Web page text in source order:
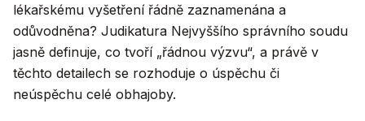
lékařskému vyšetření řádně zaznamenána a
odůvodněna? Judikatura Nejvyššího správního soudu
jasně definuje, co tvoří „řádnou výzvu“, a právě v
těchto detailech se rozhoduje o úspěchu či
neúspěchu celé obhajoby.